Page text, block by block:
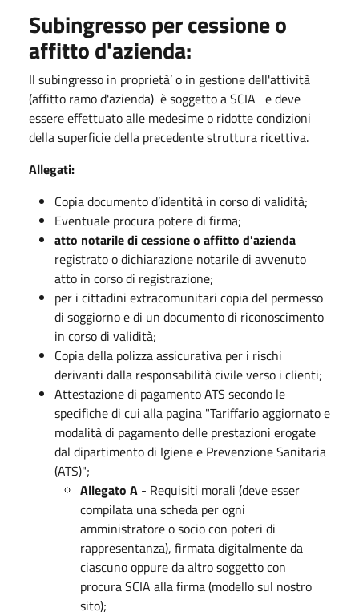
Subingresso per cessione o
affitto d'azienda:
Il subingresso in proprietà’ o in gestione dell'attività
(affitto ramo d'azienda) è soggetto a SCIA e deve
essere effettuato alle medesime o ridotte condizioni
della superficie della precedente struttura ricettiva.
Allegati:
Copia documento d’identità in corso di validità;
Eventuale procura potere di firma;
atto notarile di cessione o affitto d'azienda
registrato o dichiarazione notarile di avvenuto
atto in corso di registrazione;
per i cittadini extracomunitari copia del permesso
di soggiorno e di un documento di riconoscimento
in corso di validità;
Copia della polizza assicurativa per i rischi
derivanti dalla responsabilità civile verso i clienti;
Attestazione di pagamento ATS secondo le
specifiche di cui alla pagina "Tariffario aggiornato e
modalità di pagamento delle prestazioni erogate
dal dipartimento di Igiene e Prevenzione Sanitaria
(ATS)";
Allegato A - Requisiti morali (deve esser
compilata una scheda per ogni
amministratore o socio con poteri di
rappresentanza), firmata digitalmente da
ciascuno oppure da altro soggetto con
procura SCIA alla firma (modello sul nostro
sito);